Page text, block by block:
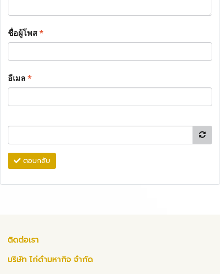
ชื่อผู้โพส*
อีเมล*
ตอบกลับ
ติดต่อเรา
บริษัท ไก่ดำมหากิจ จำกัด